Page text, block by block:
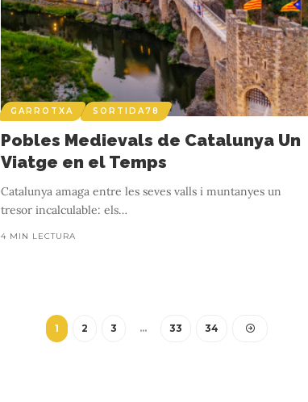
GARROTXA SORTIDA78
Pobles Medievals de Catalunya Un
Viatge en el Temps
Catalunya amaga entre les seves valls i muntanyes un
tresor incalculable: els…
4 MIN LECTURA
1 2 3 … 33 34